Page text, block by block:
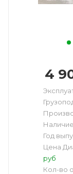
4
Наличие
Год
Цена
руб
Кол-во